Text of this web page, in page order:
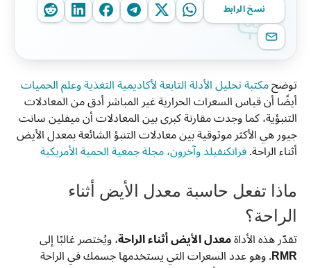
نسخ الرابط
توضحمكتبة تحليل الأدلة التابعة لأكاديمية التغذية وعلم الحميات
أيضًا أن قياس السعرات الحرارية غير المباشر أدق من المعادلات
التنبؤية، كما وجدت مقارنة كبرى بين المعادلات أن ميفلين سانت
جيور هي الأكثر موثوقية بين معادلات التنبؤ الشائعة بمعدل الأيض
أثناء الراحة.فرانكنفيلد وآخرون، مجلة جمعية الحمية الأمريكية
ماذا تفعل حاسبة معدل الأيض أثناء
الراحة؟
تقدّر هذه الأداةمعدل الأيض أثناء الراحة، ويُختصر غالبًا إلى
RMR. وهو عدد السعرات التي يستخدمها جسمك في الراحة